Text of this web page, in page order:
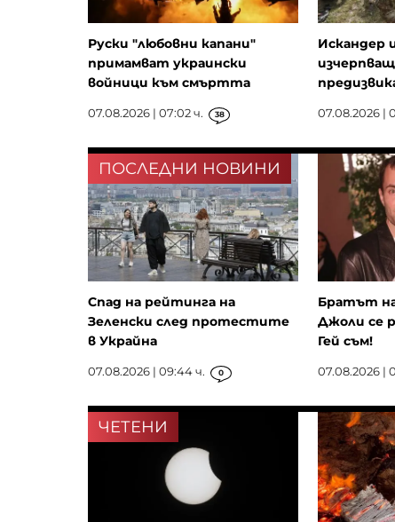
Руски "любовни капани"
примамват украински
войници към смъртта
07.08.2026 | 07:02 ч. 38
Искандер
07.08.2026 |
ПОСЛЕДНИ НОВИНИ
Спад на рейтинга на
Зеленски след протестите
в Украйна
07.08.2026 | 09:44 ч. 0
Братът
Джоли се
Гей съм!
07.08.2026 |
ЧЕТЕНИ